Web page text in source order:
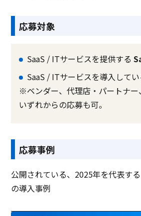
応募対象
SaaS / ITサービスを提供する
SaaS / ITサービスを導入してい
※ベンダー、代理店・パートナー
いずれからの応募も可。
応募事例
公開されている、2025年を代表す
の導入事例